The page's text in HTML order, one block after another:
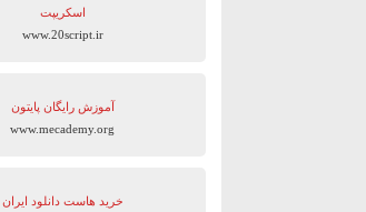
اسکریپت
www.20script.ir
آموزش رایگان پایتون
www.mecademy.org
خرید هاست دانلود ایران